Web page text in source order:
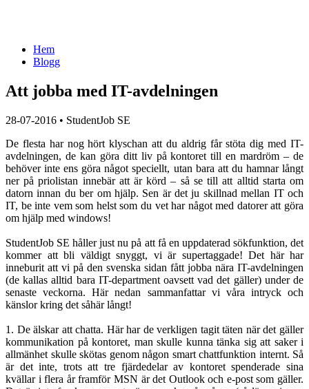
Hem
Blogg
Att jobba med IT-avdelningen
28-07-2016 • StudentJob SE
De flesta har nog hört klyschan att du aldrig får stöta dig med IT-
avdelningen, de kan göra ditt liv på kontoret till en mardröm – de
behöver inte ens göra något speciellt, utan bara att du hamnar långt
ner på priolistan innebär att är körd – så se till att alltid starta om
datorn innan du ber om hjälp. Sen är det ju skillnad mellan IT och
IT, be inte vem som helst som du vet har något med datorer att göra
om hjälp med windows!
StudentJob SE håller just nu på att få en uppdaterad sökfunktion, det
kommer att bli väldigt snyggt, vi är supertaggade! Det här har
inneburit att vi på den svenska sidan fått jobba nära IT-avdelningen
(de kallas alltid bara IT-department oavsett vad det gäller) under de
senaste veckorna. Här nedan sammanfattar vi våra intryck och
känslor kring det såhär långt!
1. De älskar att chatta. Här har de verkligen tagit täten när det gäller
kommunikation på kontoret, man skulle kunna tänka sig att saker i
allmänhet skulle skötas genom någon smart chattfunktion internt. Så
är det inte, trots att tre fjärdedelar av kontoret spenderade sina
kvällar i flera år framför MSN är det Outlook och e-post som gäller.